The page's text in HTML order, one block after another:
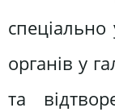
органів у
та